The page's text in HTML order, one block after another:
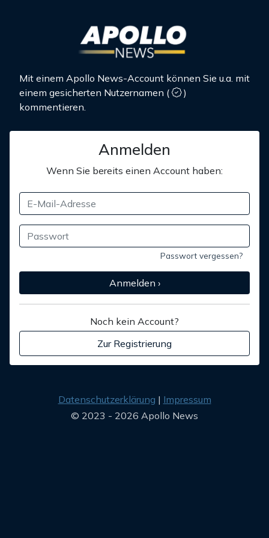
Mit einem Apollo News-Account können Sie u.a. mit
einem gesicherten Nutzernamen (
)
kommentieren.
Anmelden
Wenn Sie bereits einen Account haben:
Passwort vergessen?
Anmelden ›
Noch kein Account?
Zur Registrierung
Datenschutzerklärung
Impressum
© 2023 - 2026 Apollo News